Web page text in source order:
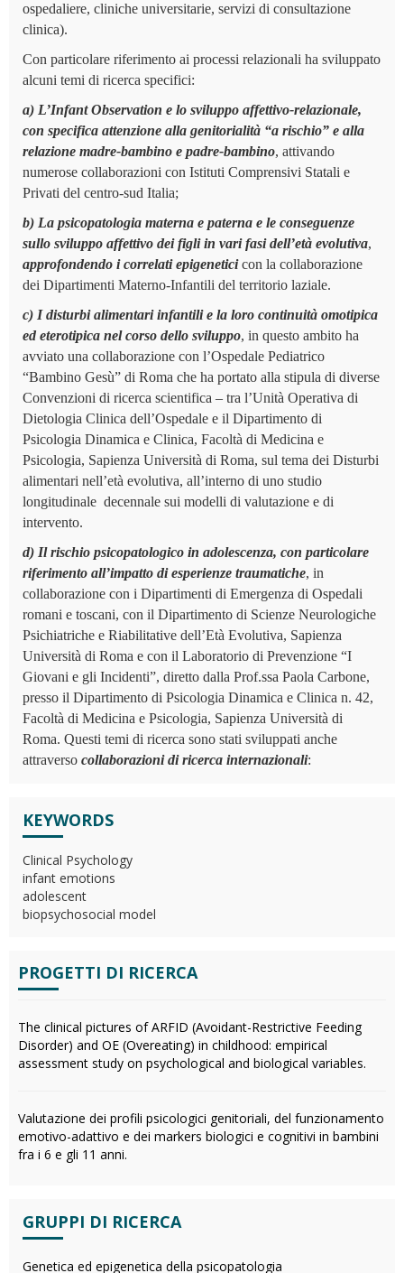
ospedaliere, cliniche universitarie, servizi di consultazione
clinica).
Con particolare riferimento ai processi relazionali ha sviluppato
alcuni temi di ricerca specifici:
a) L’Infant Observation e lo sviluppo affettivo-relazionale,
con specifica attenzione alla genitorialità “a rischio” e alla
relazione madre-bambino e padre-bambino, attivando
numerose collaborazioni con Istituti Comprensivi Statali e
Privati del centro-sud Italia;
b) La psicopatologia materna e paterna e le conseguenze
sullo sviluppo affettivo dei figli in vari fasi dell’età evolutiva,
approfondendo i correlati epigeneticicon la collaborazione
dei Dipartimenti Materno-Infantili del territorio laziale.
c) I disturbi alimentari infantili e la loro continuità omotipica
ed eterotipica nel corso dello sviluppo, in questo ambito ha
avviato una collaborazione con l’Ospedale Pediatrico
“Bambino Gesù” di Roma che ha portato alla stipula di diverse
Convenzioni di ricerca scientifica – tra l’Unità Operativa di
Dietologia Clinica dell’Ospedale e il Dipartimento di
Psicologia Dinamica e Clinica, Facoltà di Medicina e
Psicologia, Sapienza Università di Roma, sul tema dei Disturbi
alimentari nell’età evolutiva, all’interno di uno studio
longitudinale decennale sui modelli di valutazione e di
intervento.
d) Il rischio psicopatologico in adolescenza, con particolare
riferimento all’impatto di esperienze traumatiche, in
collaborazione con i Dipartimenti di Emergenza di Ospedali
romani e toscani, con il Dipartimento di Scienze Neurologiche
Psichiatriche e Riabilitative dell’Età Evolutiva, Sapienza
Università di Roma e con il Laboratorio di Prevenzione “I
Giovani e gli Incidenti”, diretto dalla Prof.ssa Paola Carbone,
presso il Dipartimento di Psicologia Dinamica e Clinica n. 42,
Facoltà di Medicina e Psicologia, Sapienza Università di
Roma. Questi temi di ricerca sono stati sviluppati anche
attraverso collaborazioni di ricerca internazionali:
KEYWORDS
Clinical Psychology
infant emotions
adolescent
biopsychosocial model
PROGETTI DI RICERCA
The clinical pictures of ARFID (Avoidant-Restrictive Feeding
Disorder) and OE (Overeating) in childhood: empirical
assessment study on psychological and biological variables.
Valutazione dei profili psicologici genitoriali, del funzionamento
emotivo-­adattivo e dei markers biologici e cognitivi in bambini
fra i 6 e gli 11 anni.
GRUPPI DI RICERCA
Genetica ed epigenetica della psicopatologia